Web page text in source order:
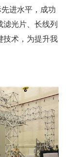
进水平，成功
光片、长线列
术， 为提升我